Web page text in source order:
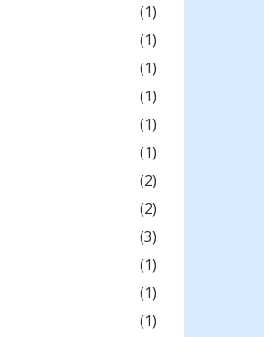
(1)
(1)
(1)
(1)
(1)
(1)
(2)
(2)
(3)
(1)
(1)
(1)